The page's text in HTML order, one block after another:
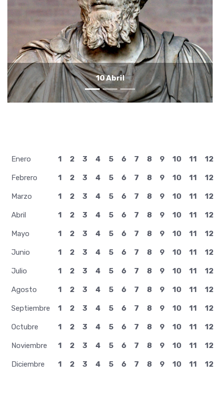
9 Abril
Enero 1 2 3 4 5 6 7 8 9 10 11 12
Febrero 1 2 3 4 5 6 7 8 9 10 11 12
Marzo 1 2 3 4 5 6 7 8 9 10 11 12
Abril 1 2 3 4 5 6 7 8 9 10 11 12
Mayo 1 2 3 4 5 6 7 8 9 10 11 12
Junio 1 2 3 4 5 6 7 8 9 10 11 12
Julio 1 2 3 4 5 6 7 8 9 10 11 12
Agosto 1 2 3 4 5 6 7 8 9 10 11 12
Septiembre 1 2 3 4 5 6 7 8 9 10 11 12
Octubre 1 2 3 4 5 6 7 8 9 10 11 12
Noviembre 1 2 3 4 5 6 7 8 9 10 11 12
Diciembre 1 2 3 4 5 6 7 8 9 10 11 12